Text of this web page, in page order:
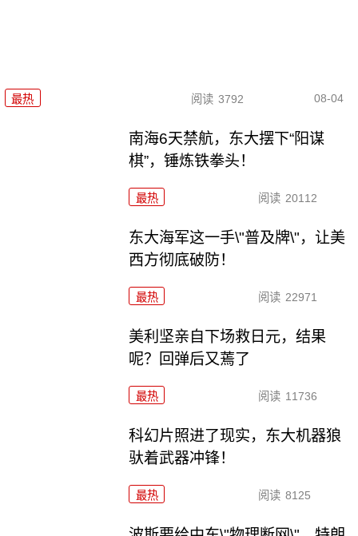
最热 阅读 3792 08-04
南海6天禁航，东大摆下“阳谋
棋”，锤炼铁拳头！
最热 阅读 20112
东大海军这一手\"普及牌\"，让美
西方彻底破防！
最热 阅读 22971
美利坚亲自下场救日元，结果
呢？回弹后又蔫了
最热 阅读 11736
科幻片照进了现实，东大机器狼
驮着武器冲锋！
最热 阅读 8125